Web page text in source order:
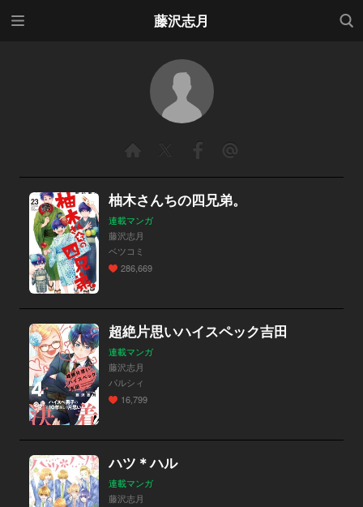
藤沢志月
検索
柚木さんちの四兄弟。
連載マンガ
藤沢志月
ベツコミ
286,669
超絶片思いハイスペック吉田
連載マンガ
藤沢志月
パルシィ
16,799
ハツ＊ハル
連載マンガ
藤沢志月